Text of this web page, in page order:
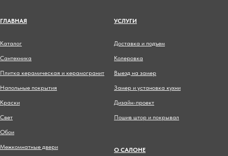
ГЛАВНАЯ
Каталог
Сантехника
Плитка керамическая и керамогранит
Напольные покрытия
Краски
Свет
Обои
Межкомнатные двери
УСЛУГИ
Доставка и подъем
Колеровка
Выезд на замер
Замер и установка кухни
Дизайн-проект
Пошив штор и покрывал
О САЛОНЕ